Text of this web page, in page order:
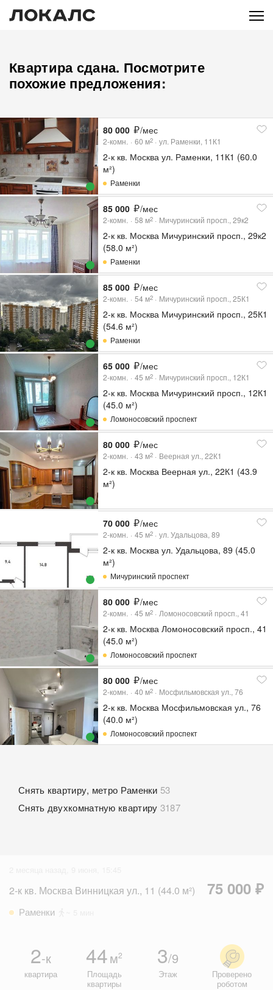
Квартира сдана. Посмотрите
похожие предложения:
80 000 /мес
2-комн. 60 м2 ул. Раменки, 11К1
2-к кв. Москва ул. Раменки, 11К1 (60.0
м²)
Раменки
85 000 /мес
2-комн. 58 м2 Мичуринский просп., 29к2
2-к кв. Москва Мичуринский просп., 29к2
(58.0 м²)
Раменки
85 000 /мес
2-комн. 54 м2 Мичуринский просп., 25К1
2-к кв. Москва Мичуринский просп., 25К1
(54.6 м²)
Раменки
65 000 /мес
2-комн. 45 м2 Мичуринский просп., 12К1
2-к кв. Москва Мичуринский просп., 12К1
(45.0 м²)
Ломоносовский проспект
80 000 /мес
2-комн. 43 м2 Веерная ул., 22К1
2-к кв. Москва Веерная ул., 22К1 (43.9
м²)
70 000 /мес
2-комн. 45 м2 ул. Удальцова, 89
2-к кв. Москва ул. Удальцова, 89 (45.0
м²)
Мичуринский проспект
80 000 /мес
2-комн. 45 м2 Ломоносовский просп., 41
2-к кв. Москва Ломоносовский просп., 41
(45.0 м²)
Ломоносовский проспект
80 000 /мес
2-комн. 40 м2 Мосфильмовская ул., 76
2-к кв. Москва Мосфильмовская ул., 76
(40.0 м²)
Ломоносовский проспект
Снять квартиру, метро Раменки 53
Снять двухкомнатную квартиру 3187
2-к кв. Москва Винницкая ул., 11 (44.0 м²) 75 000 ₽
Раменки
2-к
квартира
44м2
Площадь
квартиры
3/9
Этаж
Проверено
роботом